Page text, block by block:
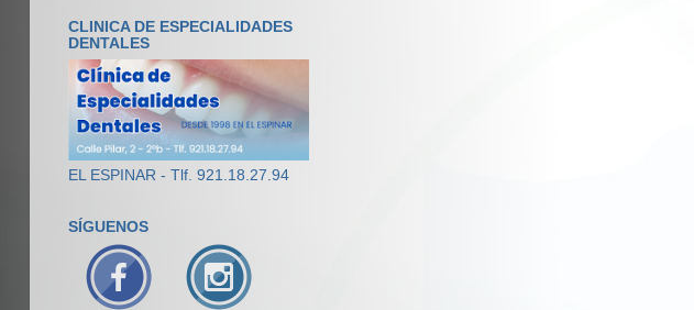
CLINICA DE ESPECIALIDADES
DENTALES
EL ESPINAR - Tlf. 921.18.27.94
SÍGUENOS